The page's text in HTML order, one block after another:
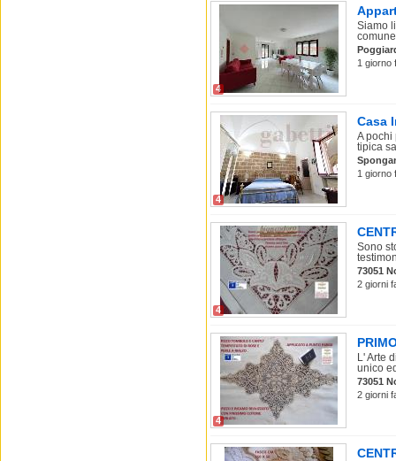
4
Siamo
1 giorno
4
Casa
A pochi
tipica
1 giorno
4
Sono
73051
2 giorni
4
L' Arte
unico
73051
2 giorni